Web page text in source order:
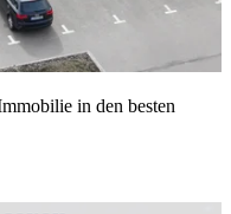
in den besten